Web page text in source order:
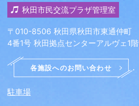
秋田市民交流プラザ管理室
〒010-8506 秋田県秋田市東通仲町
4番1号 秋田拠点センターアルヴェ1階
駐車場